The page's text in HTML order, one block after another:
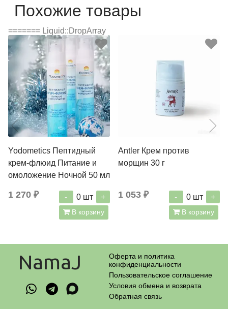
Похожие товары
======= Liquid::DropArray
Yodometics Пептидный
крем-флюид Питание и
омоложение Ночной 50 мл
1 270 ₽ - 0 шт +
В корзину
Antler Крем против
морщин 30 г
1 053 ₽ - 0 шт +
В корзину
NamaJ
Оферта и политика
конфиденциальности
Пользовательское соглашение
Условия обмена и возврата
Обратная связь